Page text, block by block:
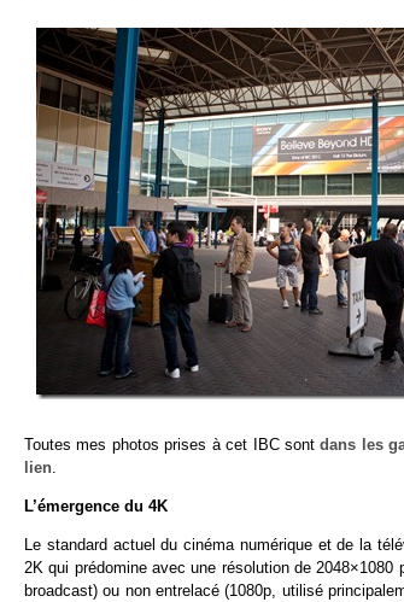
Toutes mes photos prises à cet IBC sontdans les
lien
L’émergence du 4K
Le standard actuel du cinéma numérique et de la
2K qui prédomine avec une résolution de
broadcast) ou non entrelacé (1080p, utilisé